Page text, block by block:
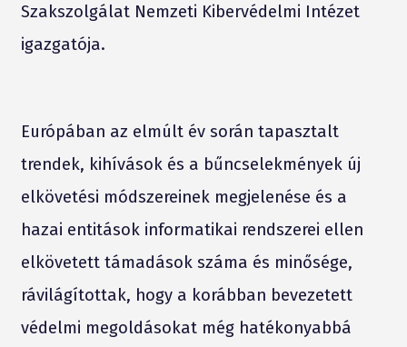
Szakszolgálat Nemzeti Kibervédelmi Intézet
igazgatója.
Európában az elmúlt év során tapasztalt
trendek, kihívások és a bűncselekmények új
elkövetési módszereinek megjelenése és a
hazai entitások informatikai rendszerei ellen
elkövetett támadások száma és minősége,
rávilágítottak, hogy a korábban bevezetett
védelmi megoldásokat még hatékonyabbá